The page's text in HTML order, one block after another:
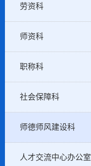
劳资科
师资科
职称科
社会保障科
师德师风建设科
人才交流中心办公室